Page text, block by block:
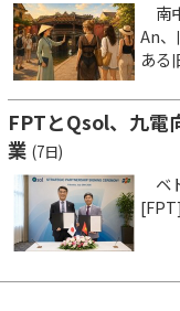
南
An、
ある
FPTとQsol、九電
業 (7日)
ベ